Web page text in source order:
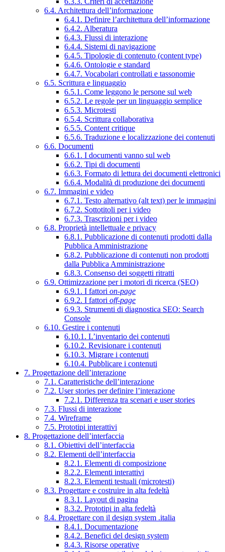
6.4. Architettura dell’informazione
6.4.1. Definire l’architettura dell’informazione
6.4.2. Alberatura
6.4.3. Flussi di interazione
6.4.4. Sistemi di navigazione
6.4.5. Tipologie di contenuto (content type)
6.4.6. Ontologie e standard
6.4.7. Vocabolari controllati e tassonomie
6.5. Scrittura e linguaggio
6.5.1. Come leggono le persone sul web
6.5.2. Le regole per un linguaggio semplice
6.5.3. Microtesti
6.5.4. Scrittura collaborativa
6.5.5. Content critique
6.5.6. Traduzione e localizzazione dei contenuti
6.6. Documenti
6.6.1. I documenti vanno sul web
6.6.2. Tipi di documenti
6.6.3. Formato di lettura dei documenti elettronici
6.6.4. Modalità di produzione dei documenti
6.7. Immagini e video
6.7.1. Testo alternativo (alt text) per le immagini
6.7.2. Sottotitoli per i video
6.7.3. Trascrizioni per i video
6.8. Proprietà intellettuale e privacy
6.8.1. Pubblicazione di contenuti prodotti dalla
Pubblica Amministrazione
6.8.2. Pubblicazione di contenuti non prodotti
dalla Pubblica Amministrazione
6.8.3. Consenso dei soggetti ritratti
6.9. Ottimizzazione per i motori di ricerca (SEO)
6.9.1. I fattori on-page
6.9.2. I fattori off-page
6.9.3. Strumenti di diagnostica SEO: Search
Console
6.10. Gestire i contenuti
6.10.1. L’inventario dei contenuti
6.10.2. Revisionare i contenuti
6.10.3. Migrare i contenuti
6.10.4. Pubblicare i contenuti
7. Progettazione dell’interazione
7.1. Caratteristiche dell’interazione
7.2. User stories per definire l’interazione
7.2.1. Differenza tra scenari e user stories
7.3. Flussi di interazione
7.4. Wireframe
7.5. Prototipi interattivi
8. Progettazione dell’interfaccia
8.1. Obiettivi dell’interfaccia
8.2. Elementi dell’interfaccia
8.2.1. Elementi di composizione
8.2.2. Elementi interattivi
8.2.3. Elementi testuali (microtesti)
8.3. Progettare e costruire in alta fedeltà
8.3.1. Layout di pagina
8.3.2. Prototipi in alta fedeltà
8.4. Progettare con il design system .italia
8.4.1. Documentazione
8.4.2. Benefici del design system
8.4.3. Risorse operative